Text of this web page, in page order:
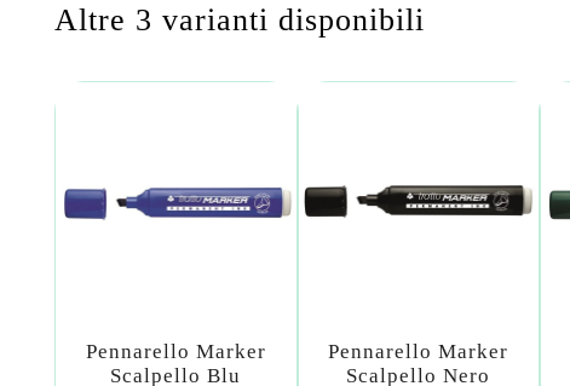
Altre 3 varianti disponibili
Pennarello Marker
Scalpello Blu
Pennarello Marker
Scalpello Nero